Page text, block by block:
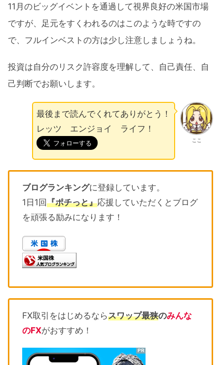
11月のビッグイベントを通過して視界良好の米国市場
ですが、足元をすくわれるのはこのような時ですの
で、フルインベストの方は少し注意しましょうね。
投資は自分のリスク許容度を理解して、自己責任、自
己判断でお願いします。
ここ
最後まで読んでくれてありがとう！
レッツ エンジョイ ライフ！
ブログランキングに登録しています。
1日1回『ポチっと』応援していただくとブログ
を頑張る励みになります！
FX取引をはじめるならスワップ最狭のみんな
のFXがおすすめ！